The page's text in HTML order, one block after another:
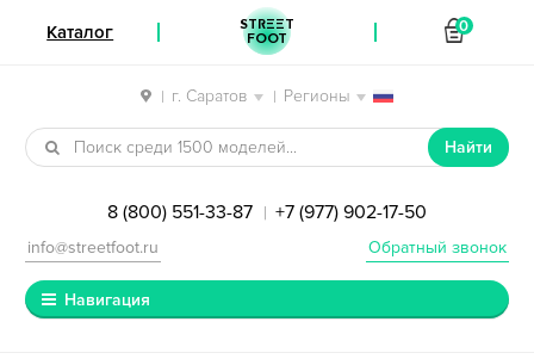
| г. Саратов | Регионы
Перейти к навигации
Перейти к содержимому
Найти
8 (800) 551-33-87 | +7 (977) 902-17-50
Обратный звонок
info@streetfoot.ru
Навигация
Каталог STREET
FOOT
0